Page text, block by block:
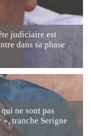
judiciaire est
dans sa phase
ne sont pas
tranche Serigne